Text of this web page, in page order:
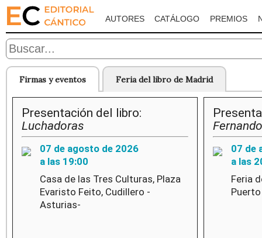
AUTORES CATÁLOGO PREMIOS
Firmas y eventos Feria del libro de Madrid
Presentación del libro:
Luchadoras
07 de agosto de 2026
a las 19:00
Casa de las Tres Culturas, Plaza
Evaristo Feito, Cudillero -
Asturias-
07 de
a las
Feria